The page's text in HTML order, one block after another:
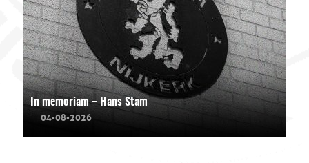
In memoriam – Hans Stam
04-08-2026